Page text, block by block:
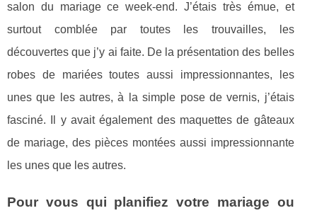
salon du mariage ce week-end. J’étais très émue, et
surtout comblée par toutes les trouvailles, les
découvertes que j’y ai faite. De la présentation des belles
robes de mariées toutes aussi impressionnantes, les
unes que les autres, à la simple pose de vernis, j’étais
fasciné. Il y avait également des maquettes de gâteaux
de mariage, des pièces montées aussi impressionnante
les unes que les autres.
Pour vous qui planifiez votre mariage ou